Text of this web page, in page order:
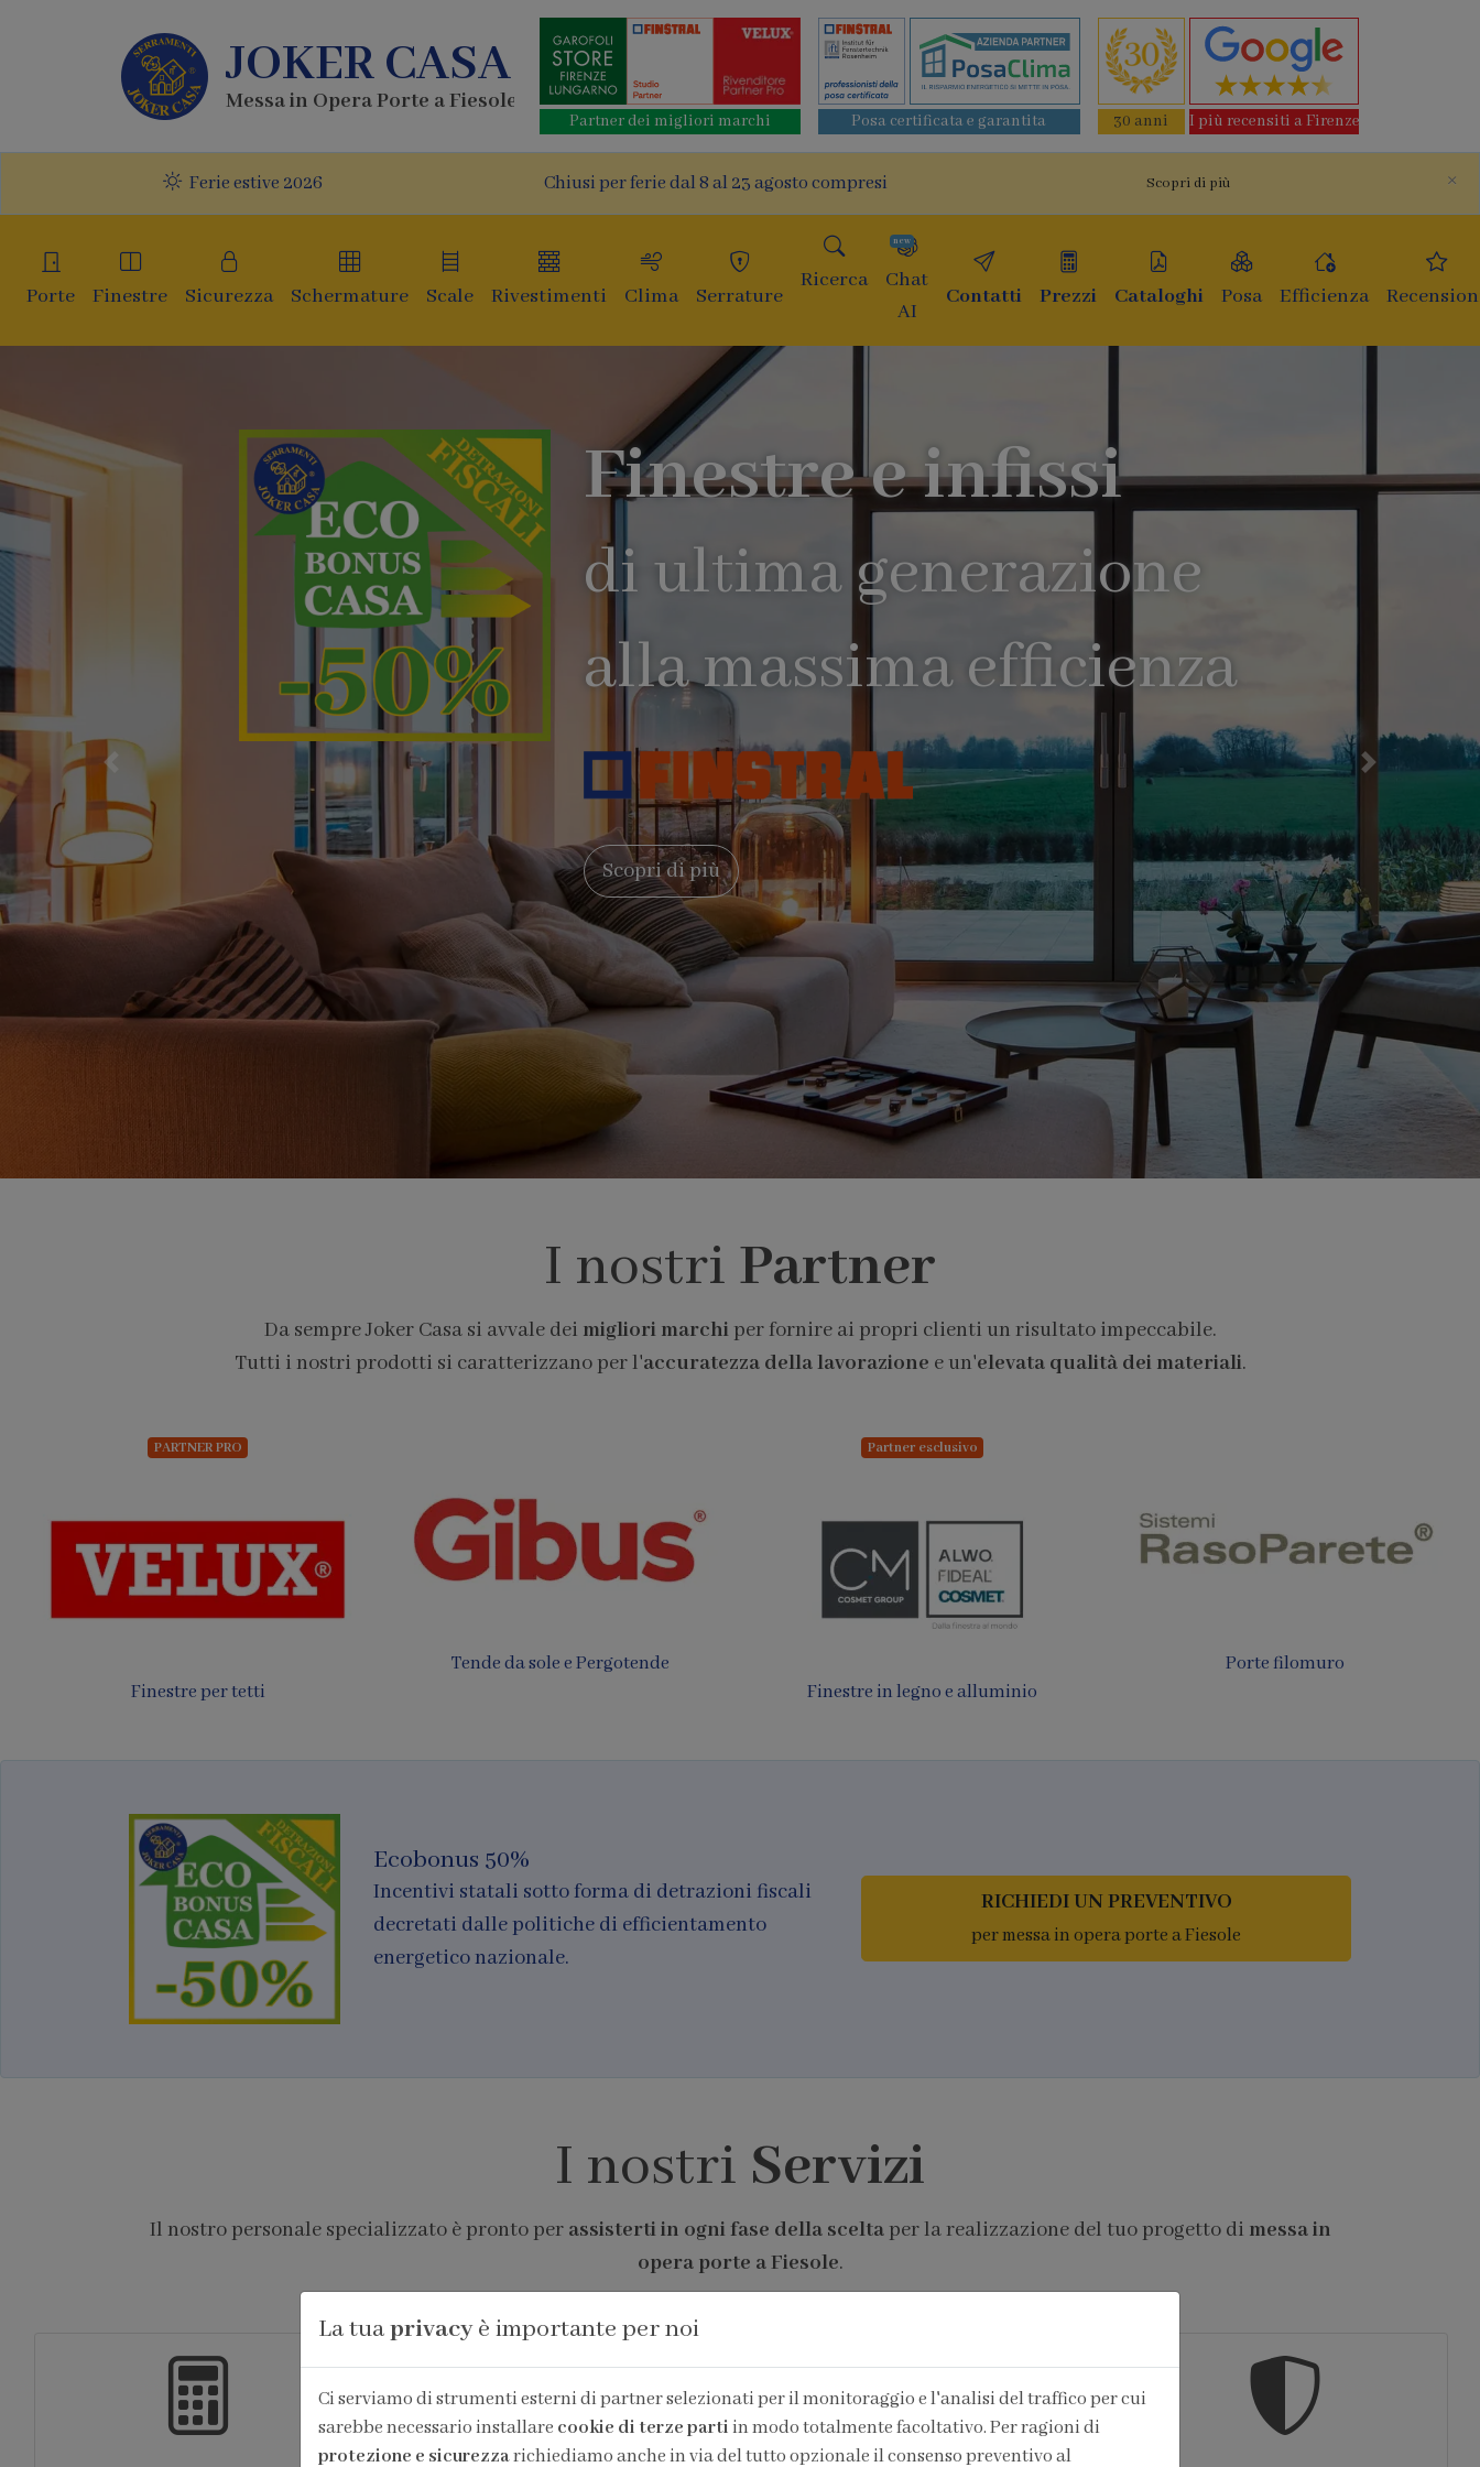
JOKER CASA
Messa in Opera Porte a Fiesole
Partner dei migliori marchi Posa certificata e garantita 30 anni I più recensiti a Firenze
Ferie estive 2026 Chiusi per ferie dal 8 al 23 agosto compresi Scopri di più ×
Porte Finestre Sicurezza Schermature Scale Rivestimenti Clima Serrature
Ricerca
Chat
AI
new
Contatti Prezzi Cataloghi Posa Efficienza
Finestre e infissi
di ultima generazione
alla massima efficienza
Scopri di più
Precedente Successiva
I nostri Partner
Da sempre Joker Casa si avvale dei migliori marchiper fornire ai propri clienti un risultato impeccabile.
Tutti i nostri prodotti si caratterizzano per l'accuratezza della lavorazione e un'elevata qualità dei materiali.
PARTNER PRO
Finestre per tetti
Tende da sole e Pergotende
Partner esclusivo
Finestre in legno e alluminio
Porte filomuro
Ecobonus 50%
Incentivi statali sotto forma di detrazioni fiscali
decretati dalle politiche di efficientamento
energetico nazionale.
RICHIEDI UN PREVENTIVO
per messa in opera porte a Fiesole
I nostri Servizi
Il nostro personale specializzato è pronto per assisterti in ogni fase della sceltaper la realizzazione del tuo progetto di messa in
opera porte a Fiesole.
La tuaprivacy è importante per noi
Ci serviamo di strumenti esterni di partner selezionati per il monitoraggio e l'analisi del traffico per cui
sarebbe necessario installare cookie di terze partiin modo totalmente facoltativo. Per ragioni di
protezione e sicurezzarichiediamo anche in via del tutto opzionale il consenso preventivo al